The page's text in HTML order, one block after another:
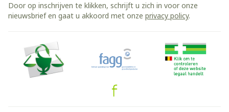
Door op inschrijven te klikken, schrijft u zich in voor onze
nieuwsbrief en gaat u akkoord met onze privacy policy.